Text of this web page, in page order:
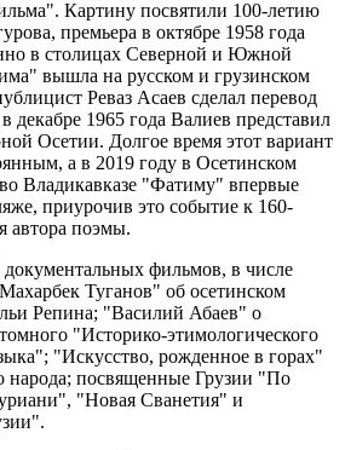
Картину посвятили 100-летию
премьера в октябре 1958 года
в столицах Северной и Южной
вышла на русском и грузинском
Реваз Асаев сделал перевод
декабре 1965 года Валиев представил
Осетии. Долгое время этот вариант
а в 2019 году в Осетинском
во Владикавказе "Фатиму" впервые
приурочив это событие к 160-
автора поэмы.
документальных фильмов, в числе
Туганов" об осетинском
Репина; "Василий Абаев" о
"Историко-этимологического
"Искусство, рожденное в горах"
народа; посвященные Грузии "По
"Новая Сванетия" и